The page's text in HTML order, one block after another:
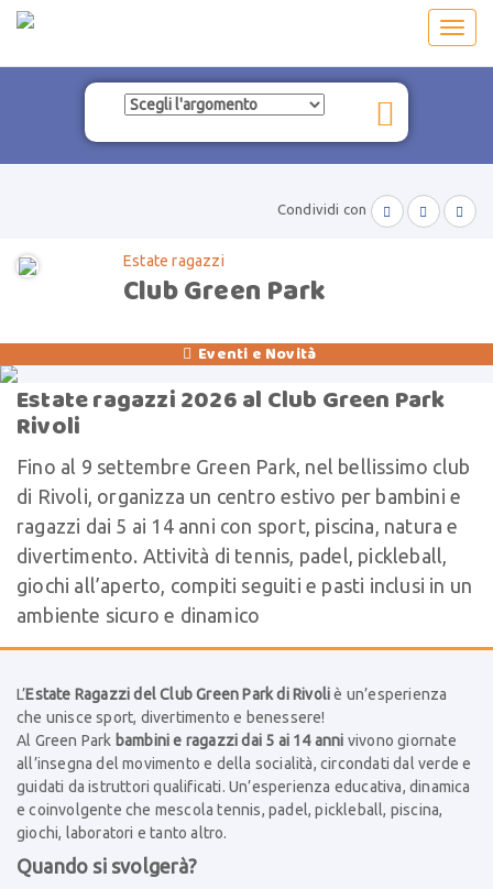
Condividi con   
Estate ragazzi
Club Green Park
 Eventi e Novità
Estate ragazzi 2026 al Club Green Park
Rivoli
Fino al 9 settembre Green Park, nel bellissimo club
di Rivoli, organizza un centro estivo per bambini e
ragazzi dai 5 ai 14 anni con sport, piscina, natura e
divertimento. Attività di tennis, padel, pickleball,
giochi all’aperto, compiti seguiti e pasti inclusi in un
ambiente sicuro e dinamico
L’Estate Ragazzi del Club Green Park di Rivoliè un’esperienza
che unisce sport, divertimento e benessere!
Al Green Park bambini e ragazzi dai 5 ai 14 anni vivono giornate
all’insegna del movimento e della socialità, circondati dal verde e
guidati da istruttori qualificati. Un’esperienza educativa, dinamica
e coinvolgente che mescola tennis, padel, pickleball, piscina,
giochi, laboratori e tanto altro.
Quando si svolgerà?